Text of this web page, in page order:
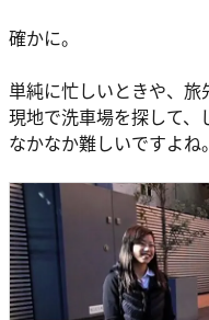
確かに。
単純に忙しいときや、旅
現地で洗車場を探して、
なかなか難しいですよね。